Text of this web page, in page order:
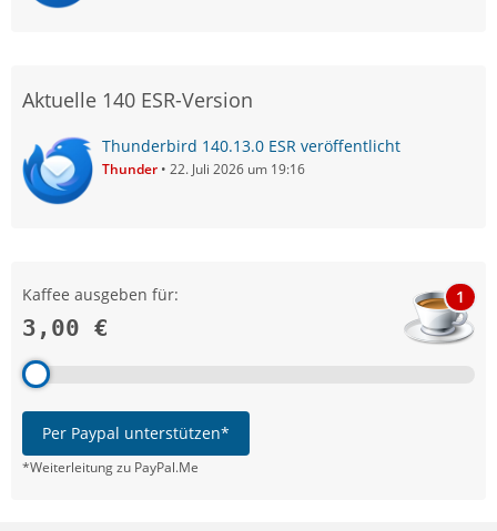
Aktuelle 140 ESR-Version
Thunderbird 140.13.0 ESR veröffentlicht
Thunder 22. Juli 2026 um 19:16
Kaffee ausgeben für:
3,00 €
1
Per Paypal unterstützen*
*Weiterleitung zu PayPal.Me